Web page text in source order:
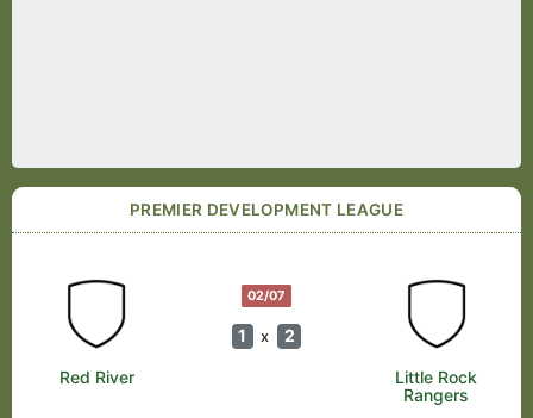
PREMIER DEVELOPMENT LEAGUE
02/07
1 x 2
Red River
Little Rock
Rangers